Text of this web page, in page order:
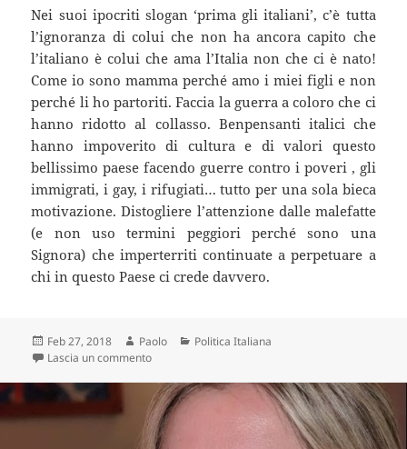
Nei suoi ipocriti slogan ‘prima gli italiani’, c’è tutta
l’ignoranza di colui che non ha ancora capito che
l’italiano è colui che ama l’Italia non che ci è nato!
Come io sono mamma perché amo i miei figli e non
perché li ho partoriti. Faccia la guerra a coloro che ci
hanno ridotto al collasso. Benpensanti italici che
hanno impoverito di cultura e di valori questo
bellissimo paese facendo guerre contro i poveri , gli
immigrati, i gay, i rifugiati… tutto per una sola bieca
motivazione. Distogliere l’attenzione dalle malefatte
(e non uso termini peggiori perché sono una
Signora) che imperterriti continuate a perpetuare a
chi in questo Paese ci crede davvero.
Scritto
il
Feb 27, 2018 Autore
Paolo Categorie
Politica Italiana
Lascia un commentosu Una mamma scrive a Salvini: “Per colpa tua,